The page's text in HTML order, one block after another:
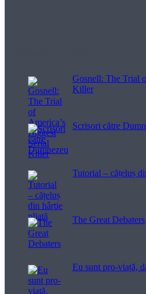
Gosnell: The Trial
Killer
Scrisori către
Tutorial – cățeluș
The Great Debaters
Eu sunt pro-viață,